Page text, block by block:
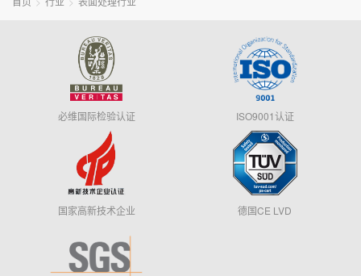
必维国际检验认证 ISO9001认证
国家高新技术企业 德国CE LVD